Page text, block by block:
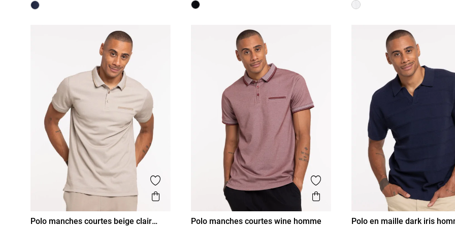
Ajouter aux favoris
Aperçu rapide
Polo manches courtes beige clair
Ajouter aux favoris
Aperçu rapide
Polo manches courtes wine homme Polo en maille dark iris